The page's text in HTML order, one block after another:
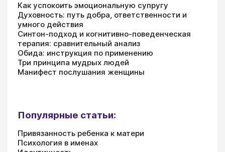
Как успокоить эмоциональную супругу
Духовность: путь добра, ответственности и
умного действия
Синтон-подход и когнитивно-поведенческая
терапия: сравнительный анализ
Обида: инструкция по применению
Три принципа мудрых людей
Манифест послушания женщины
Популярные статьи:
Привязанность ребенка к матери
Психология в именах